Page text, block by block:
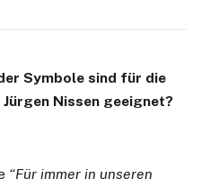
Symbole sind für die
Nissen geeignet?
“Für immer in unseren